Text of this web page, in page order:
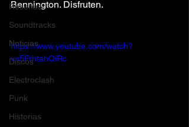
Reseñas
Soundtracks
Noticias
Discos
Electroclash
Punk
Historias
Bennington. Disfruten.
https://www.youtube.com/watch?
v=5FrhtahQiRc